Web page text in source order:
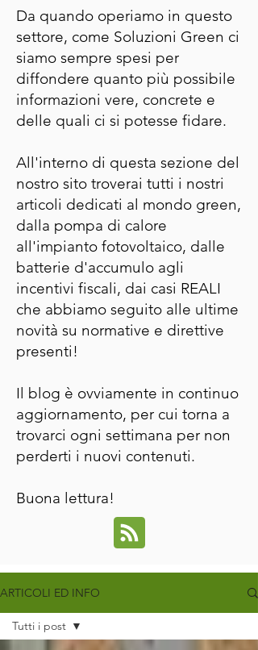
Da quando operiamo in questo
settore, come Soluzioni Green ci
siamo sempre spesi per
diffondere quanto più possibile
informazioni vere, concrete e
delle quali ci si potesse fidare.
All'interno di questa sezione del
nostro sito troverai tutti i nostri
articoli dedicati al mondo green,
dalla pompa di calore
all'impianto fotovoltaico, dalle
batterie d'accumulo agli
incentivi fiscali, dai casi REALI
che abbiamo seguito alle ultime
novità su normative e direttive
presenti!
Il blog è ovviamente in continuo
aggiornamento, per cui torna a
trovarci ogni settimana per non
perderti i nuovi contenuti.
Buona lettura!
ARTICOLI ED INFO
Tutti i post